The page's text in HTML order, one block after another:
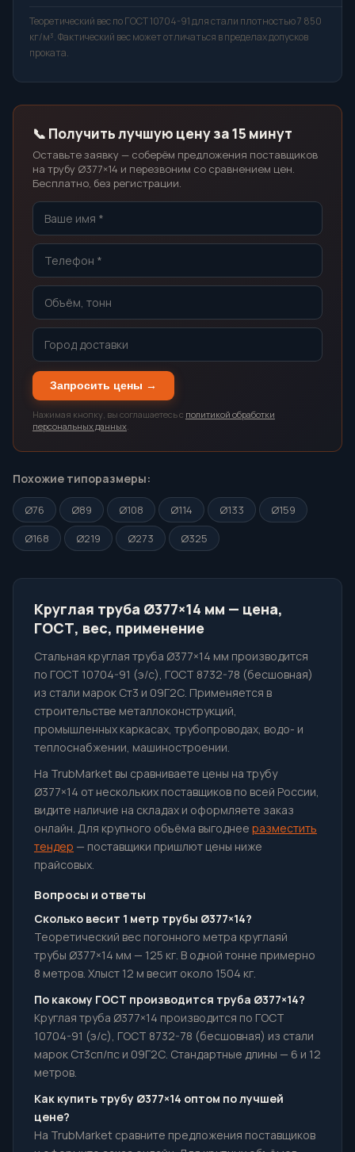
Теоретический вес по ГОСТ 10704-91 для стали плотностью 7 850
кг/м³. Фактический вес может отличаться в пределах допусков
проката.
📞 Получить лучшую цену за 15 минут
Оставьте заявку — соберём предложения поставщиков
на трубу Ø377×14 и перезвоним со сравнением цен.
Бесплатно, без регистрации.
Запросить цены →
Нажимая кнопку, вы соглашаетесь с политикой обработки
персональных данных.
Похожие типоразмеры:
Ø76 Ø89 Ø108 Ø114 Ø133
Ø159
Ø168
Ø219 Ø273 Ø325
Круглая труба Ø377×14 мм — цена,
ГОСТ, вес, применение
Стальная круглая труба Ø377×14 мм производится
по ГОСТ 10704-91 (э/с), ГОСТ 8732-78 (бесшовная)
из стали марок Ст3 и 09Г2С. Применяется в
строительстве металлоконструкций,
промышленных каркасах, трубопроводах, водо- и
теплоснабжении, машиностроении.
На TrubMarket вы сравниваете цены на трубу
Ø377×14 от нескольких поставщиков по всей России,
видите наличие на складах и оформляете заказ
онлайн. Для крупного объёма выгоднее разместить
тендер — поставщики пришлют цены ниже
прайсовых.
Вопросы и ответы
Сколько весит 1 метр трубы Ø377×14?
Теоретический вес погонного метра круглаяй
трубы Ø377×14 мм — 125 кг. В одной тонне примерно
8 метров. Хлыст 12 м весит около 1504 кг.
По какому ГОСТ производится труба Ø377×14?
Круглая труба Ø377×14 производится по ГОСТ
10704-91 (э/с), ГОСТ 8732-78 (бесшовная) из стали
марок Ст3сп/пс и 09Г2С. Стандартные длины — 6 и 12
метров.
Как купить трубу Ø377×14 оптом по лучшей
цене?
На TrubMarket сравните предложения поставщиков